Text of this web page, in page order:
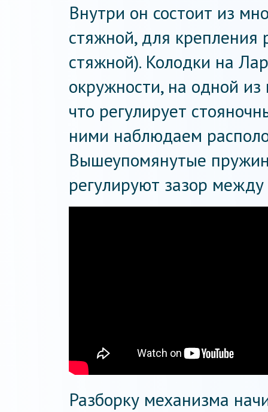
Внутри он состоит из
стяжной, для крепления
стяжной). Колодки на
окружности, на одной
что регулирует
ними наблюдаем
Вышеупомянутые
регулируют зазор
Разборку механизма